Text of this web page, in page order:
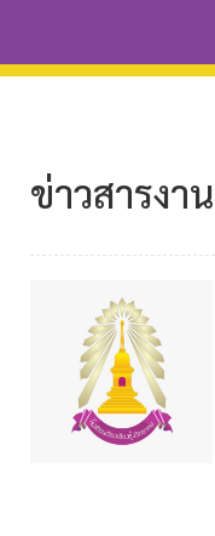
ข่าวสารงา